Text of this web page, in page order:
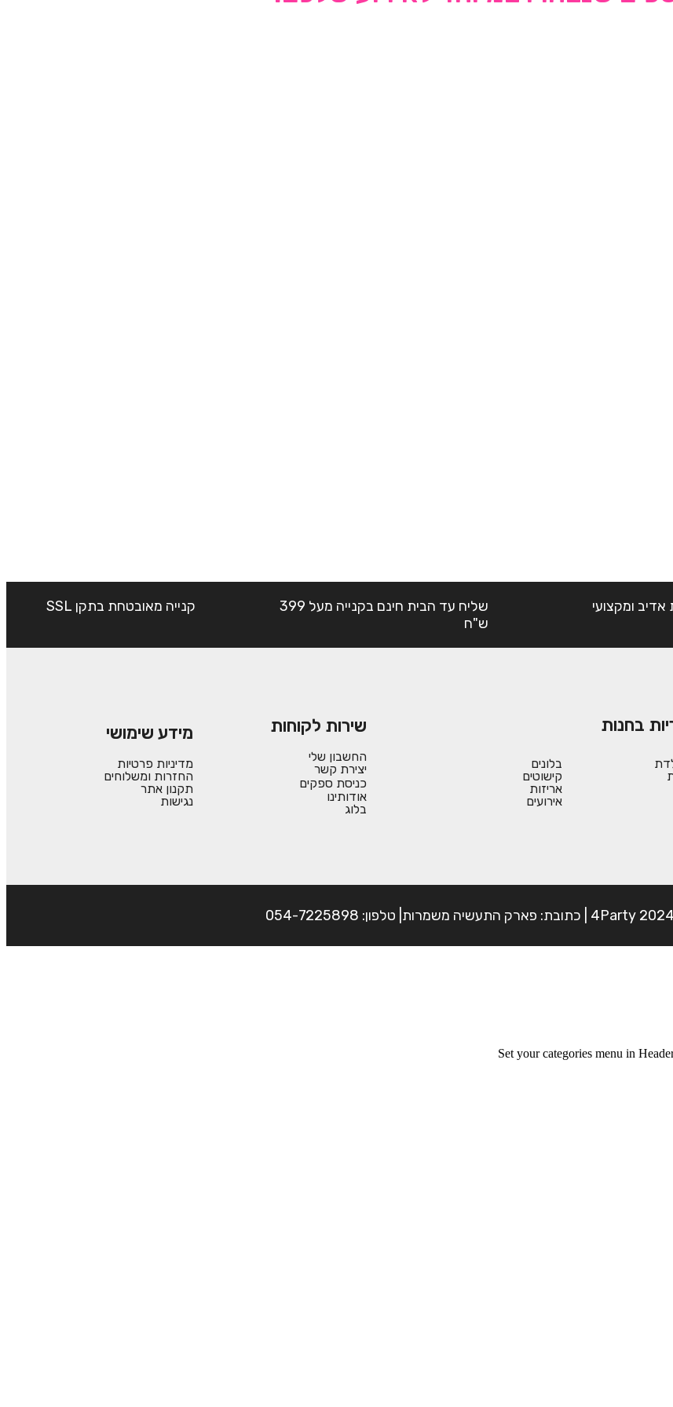
אדיב ומקצועי
שליח עד הבית חינם בקנייה מעל 399
ש"ח
קנייה מאובטחת בתקן SSL
בחנות
בלונים
קישוטים
אריזות
אירועים
שירות לקוחות
החשבון שלי
יצירת קשר
כניסת ספקים
אודותינו
בלוג
מידע שימושי
מדיניות פרטיות
החזרות ומשלוחים
תקנון אתר
נגישות
Set your categories menu in